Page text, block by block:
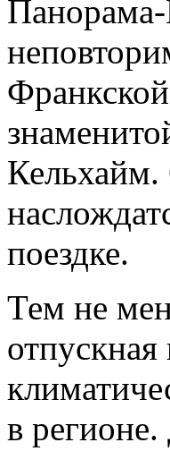
Панорама-
Кельхайм.
поездке.
Тем не
в